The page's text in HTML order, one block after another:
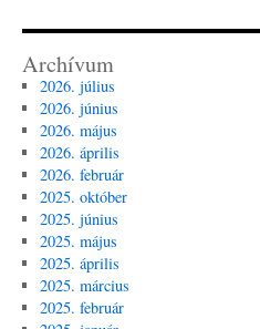
Archívum
2026. július
2026. június
2026. május
2026. április
2026. február
2025. október
2025. június
2025. május
2025. április
2025. március
2025. február